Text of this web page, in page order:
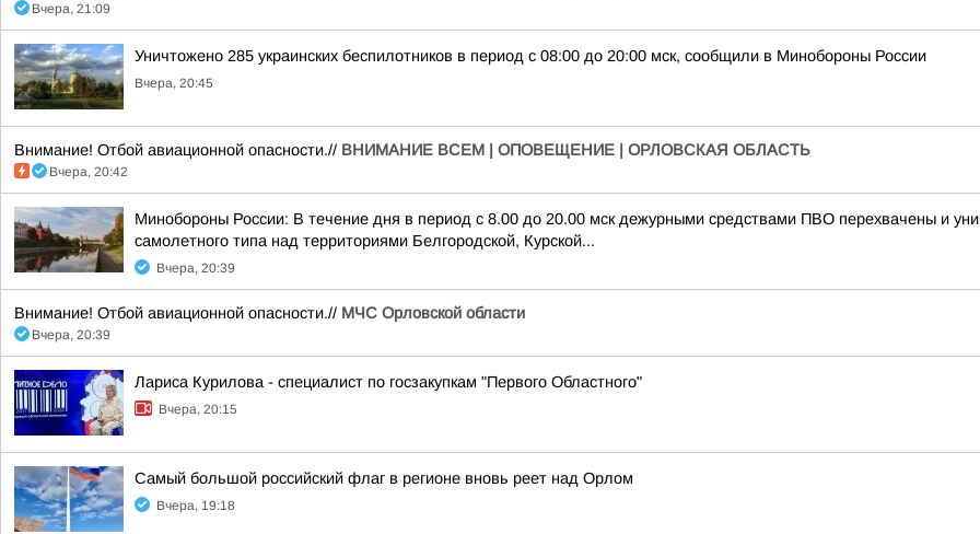
Вчера, 21:09
Уничтожено 285 украинских беспилотников в период с 08:00 до 20:00 мск, сообщили в Минобороны России
Вчера, 20:45
Внимание! Отбой авиационной опасности.// ВНИМАНИЕ ВСЕМ | ОПОВЕЩЕНИЕ | ОРЛОВСКАЯ ОБЛАСТЬ
Вчера, 20:42
Минобороны России: В течение дня в период с 8.00 до 20.00 мск дежурными средствами ПВО перехвачены и
самолетного типа над территориями Белгородской, Курской...
Вчера, 20:39
Внимание! Отбой авиационной опасности.// МЧС Орловской области
Вчера, 20:39
Лариса Курилова - специалист по госзакупкам "Первого Областного"
Вчера, 20:15
Самый большой российский флаг в регионе вновь реет над Орлом
Вчера, 19:18